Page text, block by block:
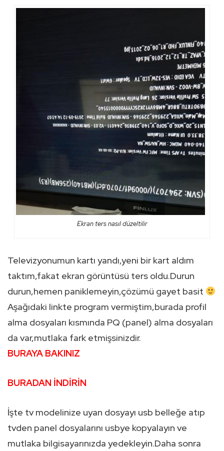
Ekran ters nasıl düzeltilir
Televizyonumun kartı yandı,yeni bir kart aldım
taktım,fakat ekran görüntüsü ters oldu.Durun
durun,hemen paniklemeyin,çözümü gayet basit
Aşağıdaki linkte program vermiştim,burada profil
alma dosyaları kısmında PQ (panel) alma dosyaları
da var,mutlaka fark etmişsinizdir.
BURAYA BAKINIZ
BURADAN İNDİRİN
İşte tv modelinize uyan dosyayı usb belleğe atıp
tvden panel dosyalarını usbye kopyalayın ve
mutlaka bilgisayarınızda yedekleyin.Daha sonra